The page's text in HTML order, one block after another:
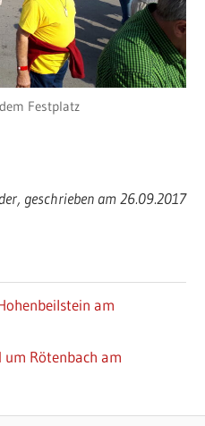
Festplatz
geschrieben am 26.09.2017
am
um Rötenbach am